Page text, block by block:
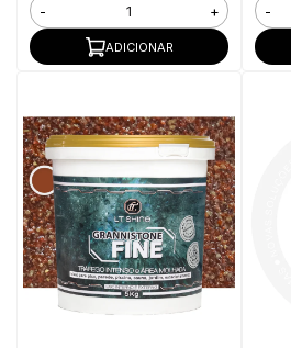
- +
ADICIONAR
-